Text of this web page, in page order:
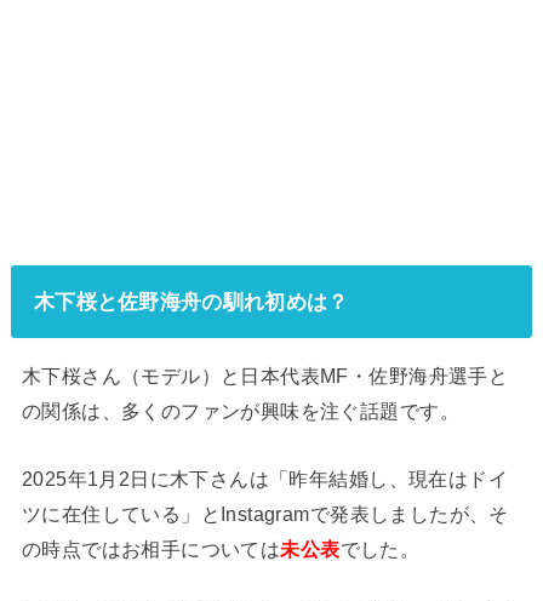
木下桜と佐野海舟の馴れ初めは？
木下桜さん（モデル）と日本代表MF・佐野海舟選手と
の関係は、多くのファンが興味を注ぐ話題です。
2025年1月2日に木下さんは「昨年結婚し、現在はドイ
ツに在住している」とInstagramで発表しましたが、そ
の時点ではお相手については未公表でした。